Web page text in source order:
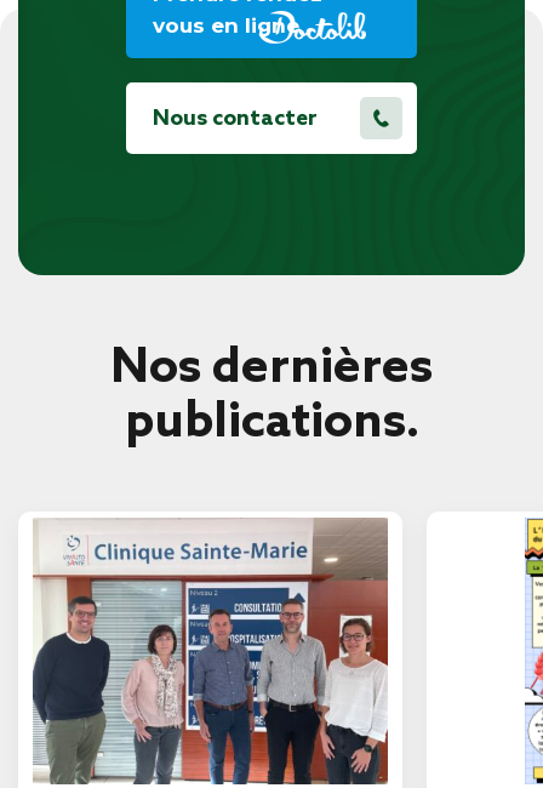
vous en ligne
Nous contacter
Nos dernières
publications.